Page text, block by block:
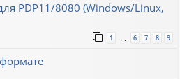
PDP11/8080 (Windows/Linux,
1 … 6 7 8 9